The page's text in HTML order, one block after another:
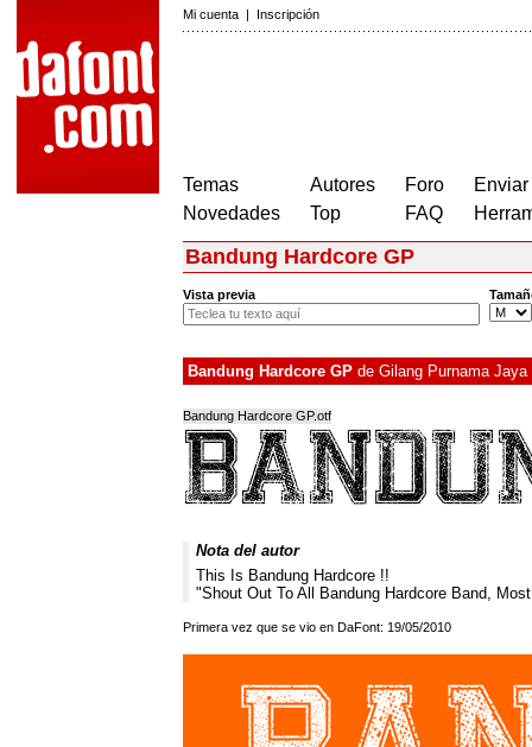
Mi cuenta | Inscripción
Temas
Novedades
Autores
Top
Foro
FAQ
Bandung Hardcore GP
Vista previa
Bandung Hardcore GP de Gilang Purnama Jaya
Bandung Hardcore GP.otf
Nota del autor
This Is Bandung Hardcore !!
"Shout Out To All Bandung Hardcore Band,
Primera vez que se vio en DaFont: 19/05/2010